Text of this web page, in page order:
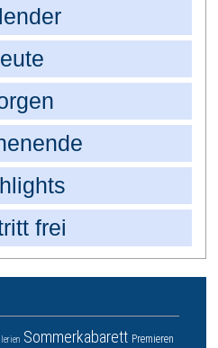
frei
Sommerkabarett Premieren